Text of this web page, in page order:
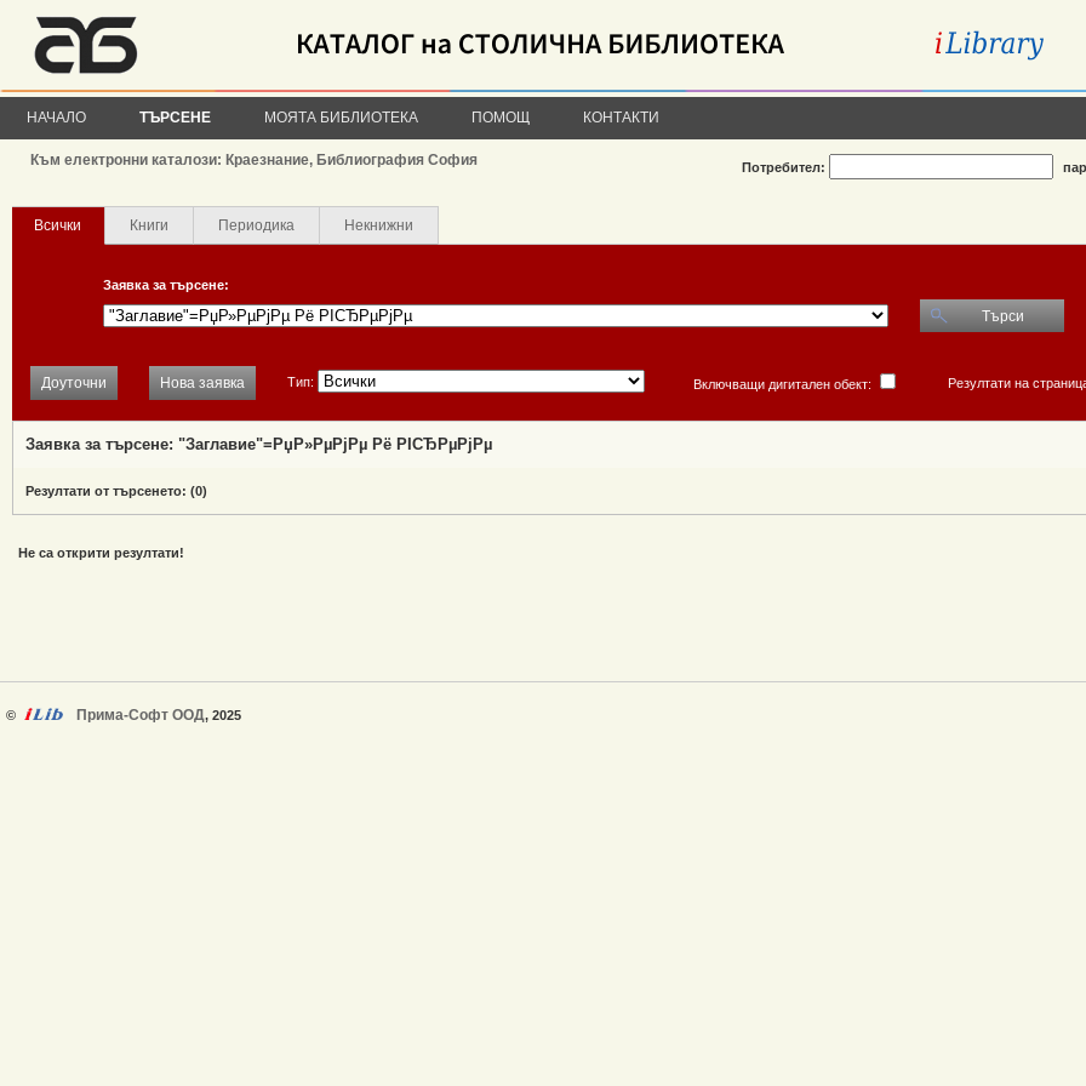
НАЧАЛО ТЪРСЕНЕ МОЯТА БИБЛИОТЕКА ПОМОЩ КОНТАКТИ
Към електронни каталози: Краезнание, Библиография София Потребител:
Всички Книги Периодика Некнижни
Заявка за търсене:
Търси
Доуточни Нова заявка Тип: Включващи дигитален обект: Резултати на
Заявка за търсене: "Заглавие"=РџР»РµРјРµ Рё РІСЂРµРјРµ
Резултати от търсенето: (0)
Не са открити резултати!
© Прима-Софт ООД, 2025